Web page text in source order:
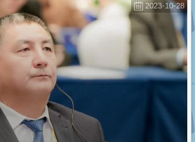
2023-10-28